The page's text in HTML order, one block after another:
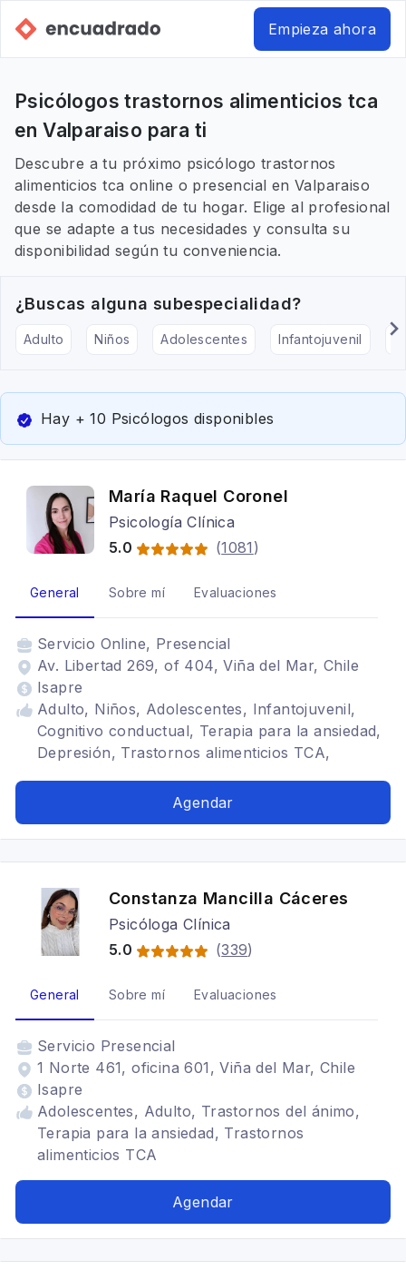
Empieza ahora
Psicólogos trastornos alimenticios tca
en Valparaiso para ti
Descubre a tu próximo psicólogo trastornos
alimenticios tca online o presencial en Valparaiso
desde la comodidad de tu hogar. Elige al profesional
que se adapte a tus necesidades y consulta su
disponibilidad según tu conveniencia.
¿Buscas alguna subespecialidad?
Adulto Niños Adolescentes Infantojuvenil
Hay + 10 Psicólogos disponibles
María Raquel Coronel
Psicología Clínica
5.0
(1081 )
General Sobre mí Evaluaciones
Servicio Online, Presencial
Av. Libertad 269, of 404, Viña del Mar, Chile
Isapre
Adulto, Niños, Adolescentes, Infantojuvenil,
Cognitivo conductual, Terapia para la ansiedad,
Depresión, Trastornos alimenticios TCA,
Agendar
Constanza Mancilla Cáceres
Psicóloga Clínica
5.0
(339)
General Sobre mí Evaluaciones
Servicio Presencial
1 Norte 461, oficina 601, Viña del Mar, Chile
Isapre
Adolescentes, Adulto, Trastornos del ánimo,
Terapia para la ansiedad, Trastornos
alimenticios TCA
Agendar